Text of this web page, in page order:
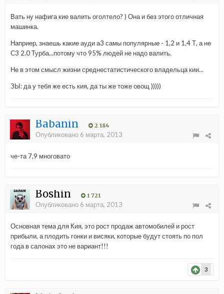
Вать ну нафига кие валить оголтело? ) Она и без этого отличная
машинка.
Наприер, знаешь какие ауди а3 самы популярные - 1,2 и 1,4 Т, а не
С3 2.0 Турба...потому что 95% людей не надо валить.
Не в этом смысл жизни среднестатистического владельца кии...
ЗЫ: да у тебя же есть кия, да ты же тоже овощ )))))
Babanin 2 184
Опубликовано 6 марта, 2013
че-та 7,9 многовато
Boshin 1 721
Опубликовано 6 марта, 2013
Основная тема для Кия, это рост продаж автомобилей и рост
прибыли, а плодить гонки и висяки, которые будут стоять по пол
года в салонах это не вариант!!!
3